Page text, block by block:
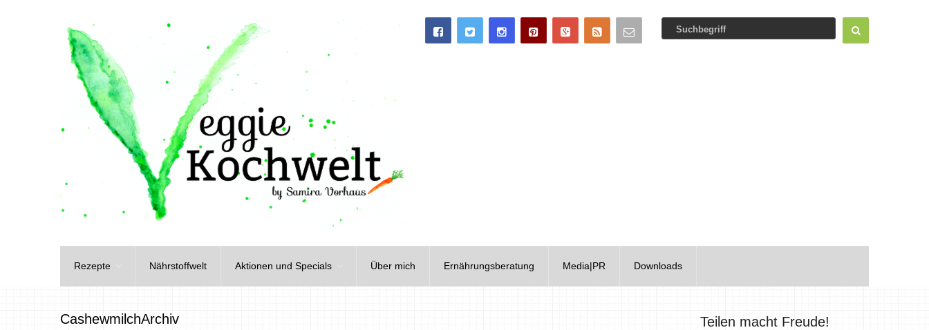
Rezepte Nährstoffwelt Aktionen und Specials Über mich Ernährungsberatung Media|PR Downloads
CashewmilchArchiv Teilen macht Freude!